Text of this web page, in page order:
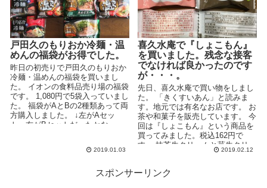
戸田久のもりおか冷麺・温
めんの福袋がお得でした。
昨日の初売りで戸田久のもりおか
冷麺・温めんの福袋を買いまし
た。 イオンの食料品売り場の福袋
です。 1,080円で5袋入っていまし
た。 福袋がAとBの2種類あって両
方購入しました。 ↓左がAセッ
ト、右がBセットだったかな。 ...
2019.01.03
喜久水庵で『しょこもん』
を買いました。残念な接客
でなければ良かったのです
が・・・。
先日、喜久水庵で買い物をしまし
た。 「きくすいあん」と読みま
す。地元では有名なお店です。 お
茶や和菓子を販売しています。 今
回は『しょこもん』という商品を
買ってみました。税込162円で
す。 抹茶生クリームと苺生クリー
2019.02.12
スポンサーリンク